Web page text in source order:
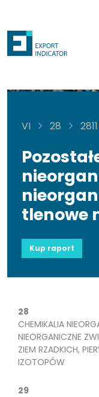
VI 28 2811
tlenowe
Kup raport
28
CHEMIKALIA
NIEORGANICZNE
ZIEM RZADKICH,
IZOTOPÓW
29